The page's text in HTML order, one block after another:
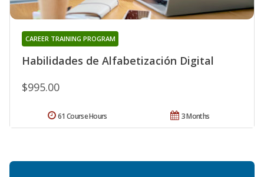
Habilidades de Alfabetización Digital
CAREER TRAINING PROGRAM
$995.00
3 Months
61 Course Hours